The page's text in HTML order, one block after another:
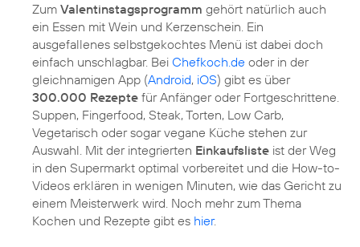
Zum Valentinstagsprogramm gehört natürlich auch
ein Essen mit Wein und Kerzenschein. Ein
ausgefallenes selbstgekochtes Menü ist dabei doch
einfach unschlagbar. Bei Chefkoch.de oder in der
gleichnamigen App (Android, iOS) gibt es über
300.000 Rezepte für Anfänger oder Fortgeschrittene.
Suppen, Fingerfood, Steak, Torten, Low Carb,
Vegetarisch oder sogar vegane Küche stehen zur
Auswahl. Mit der integrierten Einkaufsliste ist der Weg
in den Supermarkt optimal vorbereitet und die How-to-
Videos erklären in wenigen Minuten, wie das Gericht zu
einem Meisterwerk wird. Noch mehr zum Thema
Kochen und Rezepte gibt es hier.